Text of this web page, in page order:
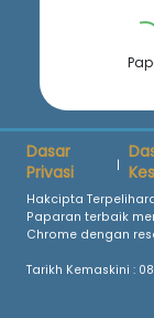
Dasar
Privasi
|
Hakcipta
Paparan terbaik
Chrome dengan
Tarikh Kemaskini :